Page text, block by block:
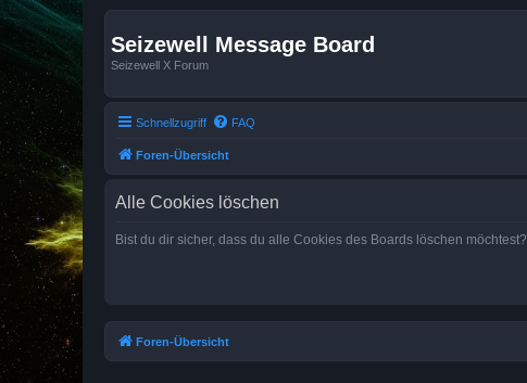
Seizewell Message Board
Seizewell X Forum
Schnellzugriff FAQ
Foren-Übersicht
Alle Cookies löschen
Bist du dir sicher, dass du alle Cookies des Boards löschen möchtest?
Foren-Übersicht